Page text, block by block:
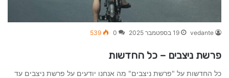
vedante 19 בספטמבר 2025 0
539
פרשת ניצבים – כל החדשות
כל החדשות על "פרשת ניצבים" מה אנחנו יודעים על פרשת ניצבים עד